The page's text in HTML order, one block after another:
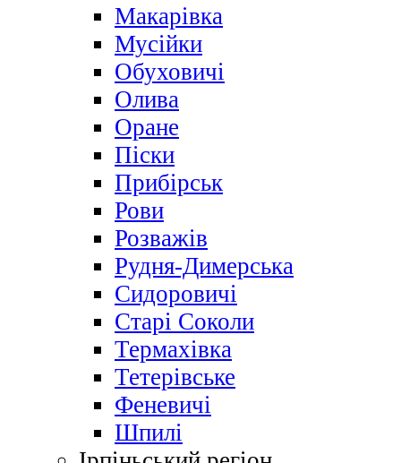
Макарівка
Мусійки
Обуховичі
Олива
Оране
Піски
Прибірськ
Рови
Розважів
Рудня-Димерська
Сидоровичі
Старі Соколи
Термахівка
Тетерівське
Феневичі
Шпилі